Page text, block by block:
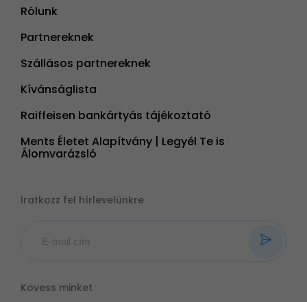
Rólunk
Partnereknek
Szállásos partnereknek
Kívánságlista
Raiffeisen bankártyás tájékoztató
Ments Életet Alapítvány | Legyél Te is
Álomvarázsló
Iratkozz fel hírlevelünkre
Kövess minket